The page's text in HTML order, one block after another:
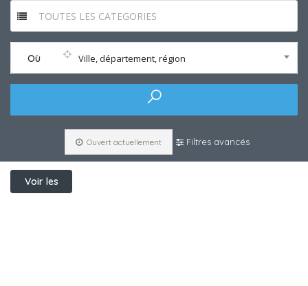
TOUTES LES CATEGORIES
Où Ville, département, région
Ouvert actuellement Filtres avancés
Voir les